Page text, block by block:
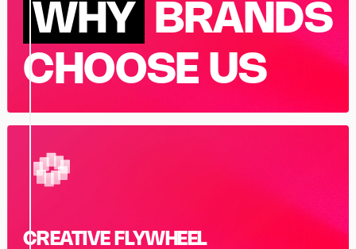
WHY
BRANDS
CHOOSE US
CREATIVE FLYWHEEL